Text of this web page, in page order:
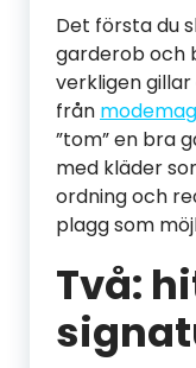
Det första du
garderob och
verkligen
från
”tom” en bra
med kläder
ordning och
plagg som
Två: